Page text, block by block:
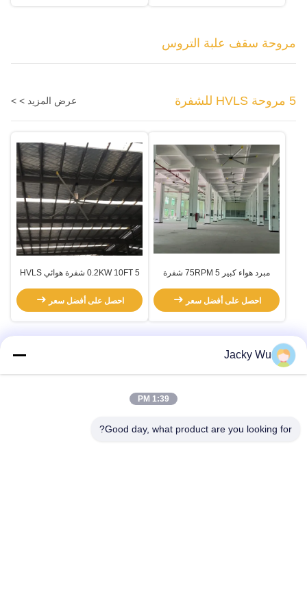
مروحة سقف علبة التروس
5 مروحة HVLS للشفرة عرض المزيد > >
مبرد هواء كبير 75RPM 5 شفرة
احصل على أفضل سعر
0.2KW 10FT 5 شفرة هوائي HVLS
احصل على أفضل سعر
Jacky Wu
1:39 PM
Good day, what product are you looking for?